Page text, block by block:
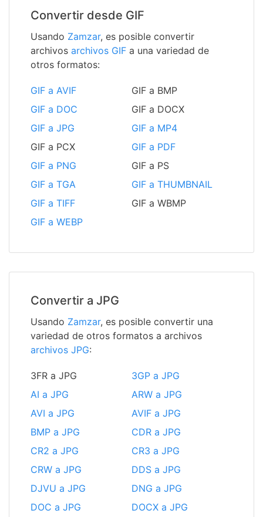
Convertir desde GIF
Usando Zamzar, es posible convertir
archivos archivos GIF a una variedad de
otros formatos:
GIF a AVIF
GIF a BMP
GIF a DOC
GIF a DOCX
GIF a JPG
GIF a MP4
GIF a PCX
GIF a PDF
GIF a PNG
GIF a PS
GIF a TGA
GIF a THUMBNAIL
GIF a TIFF
GIF a WBMP
GIF a WEBP
Convertir a JPG
Usando Zamzar, es posible convertir una
variedad de otros formatos a archivos
archivos JPG:
3FR a JPG
3GP a JPG
AI a JPG
ARW a JPG
AVI a JPG
AVIF a JPG
BMP a JPG
CDR a JPG
CR2 a JPG
CR3 a JPG
CRW a JPG
DDS a JPG
DJVU a JPG
DNG a JPG
DOC a JPG
DOCX a JPG